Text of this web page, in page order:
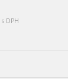
s DPH